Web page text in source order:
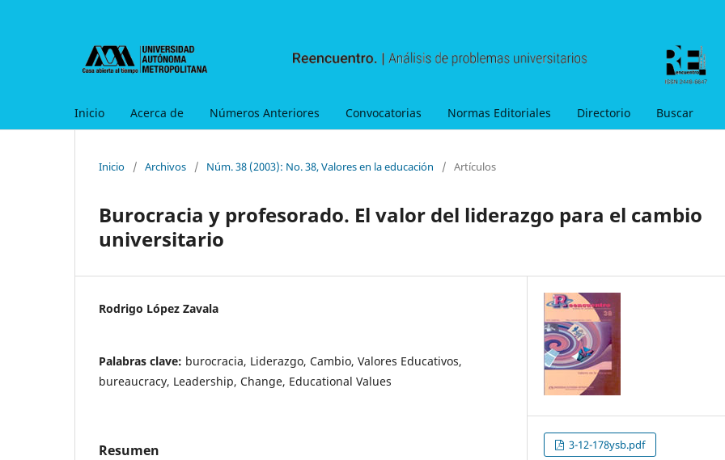
Inicio Acerca de Números Anteriores Convocatorias Normas Editoriales Directorio Buscar
Inicio / Archivos / Núm. 38 (2003): No. 38, Valores en la educación / Artículos
Burocracia y profesorado. El valor del liderazgo para el cambio
universitario
Rodrigo López Zavala
Palabras clave: burocracia, Liderazgo, Cambio, Valores Educativos,
bureaucracy, Leadership, Change, Educational Values
Resumen 3-12-178ysb.pdf